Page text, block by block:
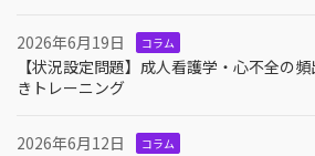
2026年6月19日 コラム
【状況設定問題】成人看護学・心不全の
きトレーニング
2026年6月12日 コラム